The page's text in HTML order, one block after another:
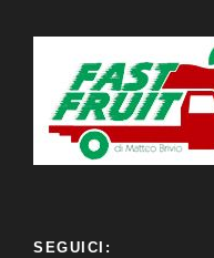
SEGUICI: